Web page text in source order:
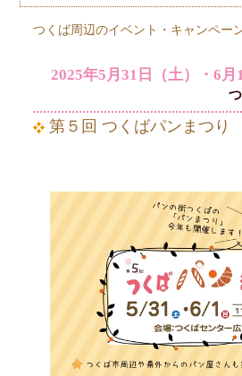
つくば周辺のイベント・キャンペー
2025年5月31日（土）・6月
第５回 つくばパンまつり